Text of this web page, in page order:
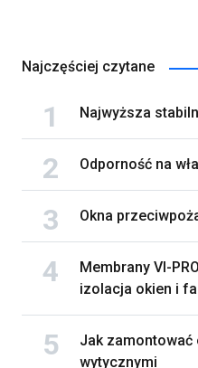
Najczęściej czytane
Najwyższa
Odporność na
Okna
Membrany VI-
izolacja okien i
Jak
wytycznymi